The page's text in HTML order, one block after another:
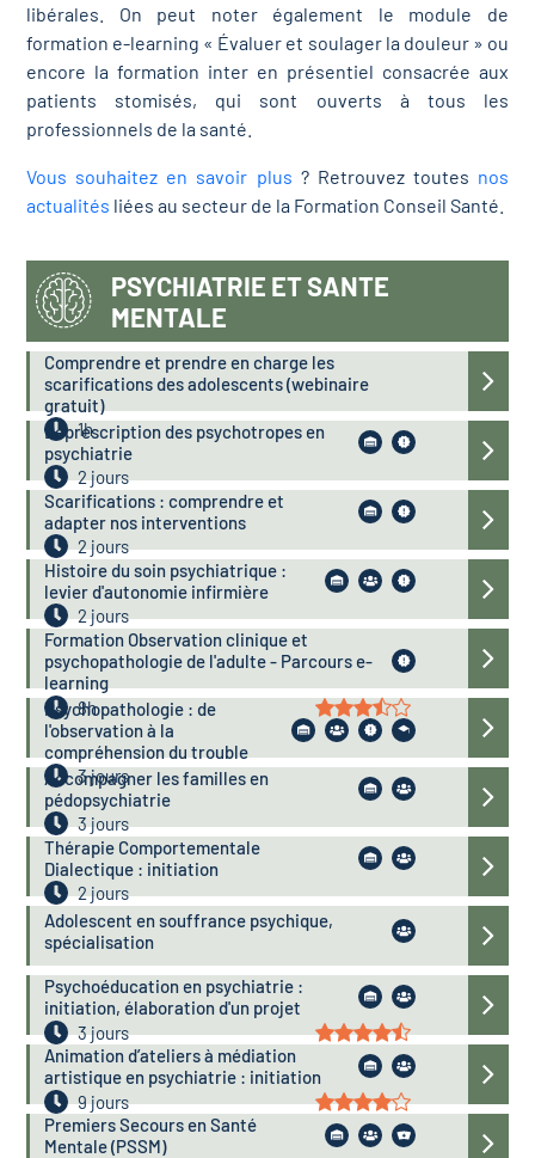
libérales. On peut noter également le module de
formation e-learning « Évaluer et soulager la douleur » ou
encore la formation inter en présentiel consacrée aux
patients stomisés, qui sont ouverts à tous les
professionnels de la santé.
Vous souhaitez en savoir plus ? Retrouvez toutes nos
actualités liées au secteur de la Formation Conseil Santé.
PSYCHIATRIE ET SANTE
MENTALE
Comprendre et prendre en charge les
scarifications des adolescents (webinaire
gratuit)
1h
Déprescription des psychotropes en
psychiatrie
2 jours
Scarifications : comprendre et
adapter nos interventions
2 jours
Histoire du soin psychiatrique :
levier d'autonomie infirmière
2 jours
Formation Observation clinique et
psychopathologie de l'adulte - Parcours e-
learning
8h
Psychopathologie : de
l'observation à la
compréhension du trouble
3 jours
Accompagner les familles en
pédopsychiatrie
3 jours
Thérapie Comportementale
Dialectique : initiation
2 jours
Adolescent en souffrance psychique,
spécialisation
Psychoéducation en psychiatrie :
initiation, élaboration d'un projet
3 jours
Animation d’ateliers à médiation
artistique en psychiatrie : initiation
9 jours
Premiers Secours en Santé
Mentale (PSSM)